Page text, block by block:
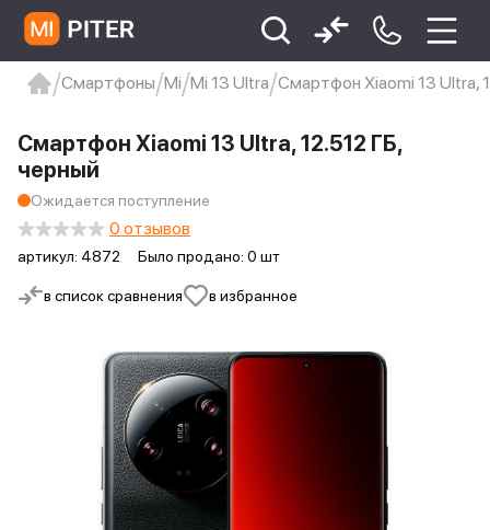
Xiaomi 9 про
xiaomi redmi 12c
Смартфоны Mi Mi 13 Ultra Смартфон Xiaomi 13 Ultra,
в список сравнения в избранное
Смартфон Xiaomi 13 Ultra, 12.512 ГБ,
черный
Ожидается поступление
артикул: 4872 Было продано: 0 шт
0 отзывов